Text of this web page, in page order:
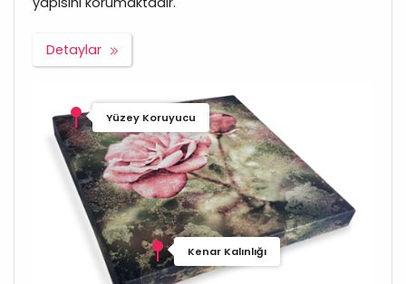
Detaylar
Yüzey Koruyucu
Kenar Kalınlığı